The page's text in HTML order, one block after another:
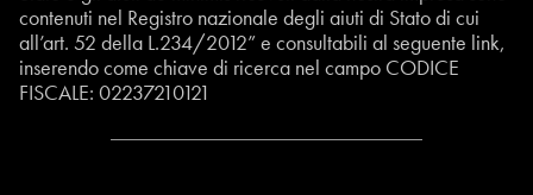
contenuti nel Registro nazionale degli aiuti di Stato di cui
all’art. 52 della L.234/2012” e consultabili al seguente link,
inserendo come chiave di ricerca nel campo CODICE
FISCALE: 02237210121